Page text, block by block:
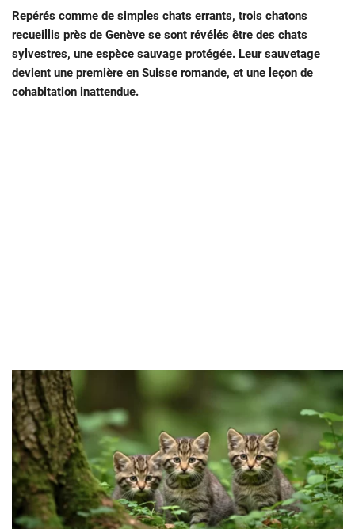
Repérés comme de simples chats errants, trois chatons
recueillis près de Genève se sont révélés être des chats
sylvestres, une espèce sauvage protégée. Leur sauvetage
devient une première en Suisse romande, et une leçon de
cohabitation inattendue.